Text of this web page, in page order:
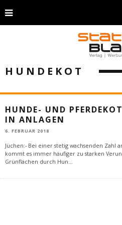
HUNDEKOT
HUNDE- UND
N ANLAGEN
6. FEBRUAR 2018
Jüchen:- Bei einer stetig wachsenden Zahl
kommt es immer häufiger zu starken
Grünflächen durch Hun...